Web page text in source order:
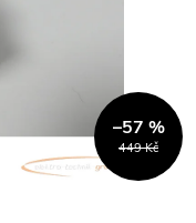
449 Kč
–57 %